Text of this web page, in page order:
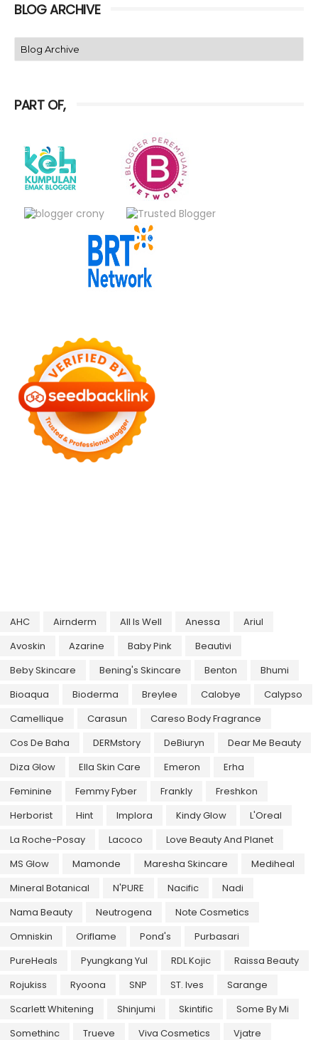
BLOG ARCHIVE
PART OF,
AHC Airnderm All Is Well Anessa
Ariul
Avoskin
Azarine Baby Pink
Beautivi
Beby Skincare
Bening's Skincare Benton
Bhumi
Bioaqua
Bioderma Breylee Calobye
Calypso
Camellique
Carasun
Careso Body Fragrance
Cos De Baha
DERMstory DeBiuryn
Dear Me Beauty
Diza Glow
Ella Skin Care Emeron
Erha
Feminine
Femmy Fyber Frankly
Freshkon
Herborist
Hint Implora Kindy Glow
L'Oreal
La Roche-Posay
Lacoco
Love Beauty And Planet
MS Glow
Mamonde Maresha Skincare
Mediheal
Mineral Botanical
N'PURE Nacific
Nadi
Nama Beauty
Neutrogena
Note Cosmetics
Omniskin
Oriflame Pond's
Purbasari
PureHeals
Pyungkang Yul RDL Kojic
Raissa Beauty
Rojukiss
Ryoona SNP ST. Ives
Sarange
Scarlett Whitening
Shinjumi Skintific
Some By Mi
Somethinc
Trueve Viva Cosmetics Vjatre